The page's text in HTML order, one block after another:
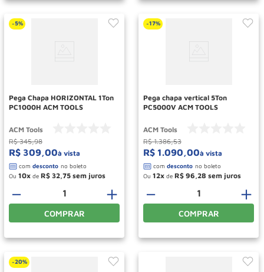
-5%
Pega Chapa HORIZONTAL 1Ton
PC1000H ACM TOOLS
ACM Tools
R$ 345,98
R$ 309,00à vista
Ou 10 de R$ 32 75
＋
－
COMPRAR
-17%
Pega chapa vertical 5Ton
PC5000V ACM TOOLS
ACM Tools
R$ 1.386,53
R$ 1.090,00à vista
Ou 12 de R$ 96 28
＋
－
COMPRAR
-20%